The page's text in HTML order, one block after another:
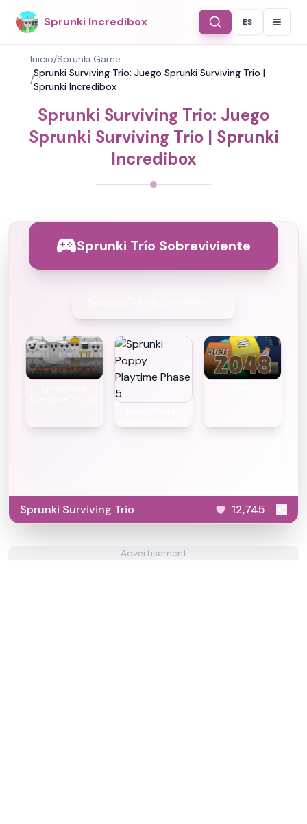
Sprunki Incredibox Select
ES
Inicio/Sprunki Game
/
Sprunki Surviving Trio: Juego Sprunki Surviving Trio |
Sprunki Incredibox
Sprunki Surviving Trio: Juego
Sprunki Surviving Trio | Sprunki
Incredibox
Sprunki Trío Sobreviviente
Sprunki Surviving Trio 12,745
Advertisement